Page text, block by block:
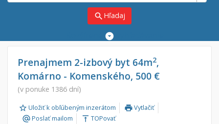
search Hľadaj
Predaj
Prenájom
Od:
Do:
Prenajmem 2-izbový byt 64m2,
Komárno - Komenského, 500 €
(v ponuke 1386 dní)
Uložiť k obľúbeným inzerátom printVytlačiť
alternate_emailPoslať mailom vertical_align_top TOPovať